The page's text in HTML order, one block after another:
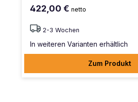
422,00 € netto
2-3 Wochen
In weiteren Varianten erhältlich
Zum Produkt